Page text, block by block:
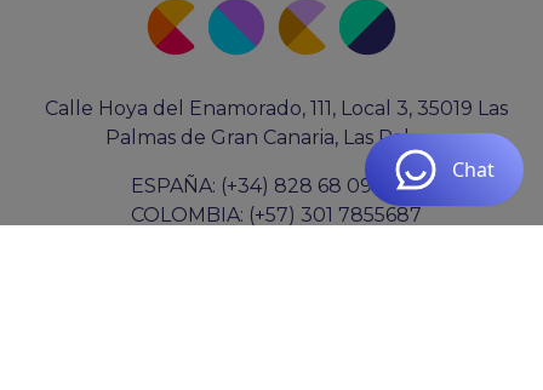
Calle Hoya del Enamorado, 111, Local 3, 35019 Las
Palmas de Gran Canaria, Las Palmas
ESPAÑA: (+34) 828 68 09 00
COLOMBIA: (+57) 301 7855687